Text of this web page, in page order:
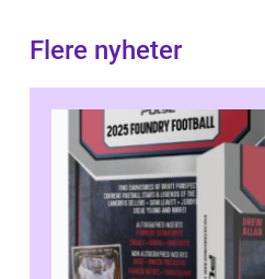
Flere nyheter